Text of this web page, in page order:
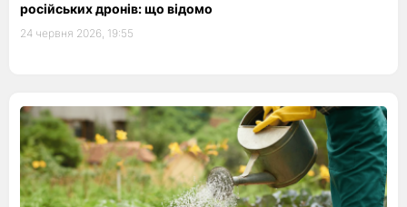
російських дронів: що відомо
24 червня 2026, 19:55